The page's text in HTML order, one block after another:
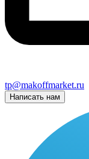
tp@makoffmarket.ru
Написать нам